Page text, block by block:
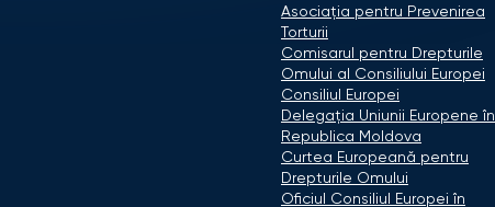
Asociaţia pentru Prevenirea
Torturii
Comisarul pentru Drepturile
Omului al Consiliului Europei
Consiliul Europei
Delegaţia Uniunii Europene în
Republica Moldova
Curtea Europeană pentru
Drepturile Omului
Oficiul Consiliul Europei în